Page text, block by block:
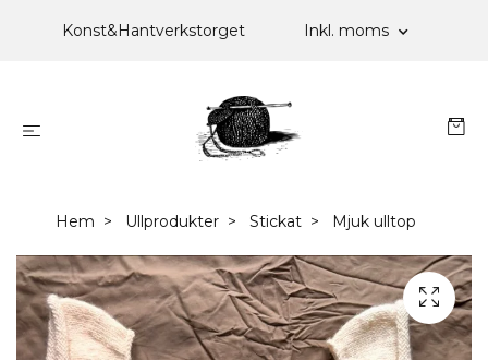
Konst&Hantverkstorget Inkl. moms
Hem Ullprodukter Stickat Mjuk ulltop